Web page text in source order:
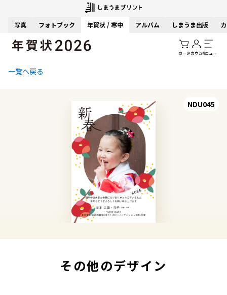
写真 フォトブック 年賀状 / 寒中 アルバム しまうま出版
カートアカウントメニュー
一覧へ戻る
NDU045
その他のデザイン